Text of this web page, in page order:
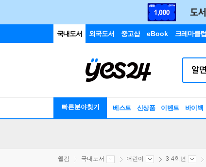
국내도서 외국도서 중고샵 eBook 크레마클럽
빠른분야찾기 베스트 신상품 이벤트 바이백
웰컴 국내도서 어린이 3-4학년